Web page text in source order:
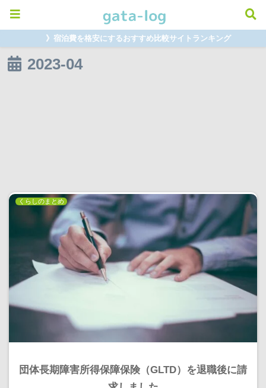
》宿泊費を格安にするおすすめ比較サイトランキング
2023-04
くらしのまとめ
団体長期障害所得保障保険（GLTD）を退職後に請